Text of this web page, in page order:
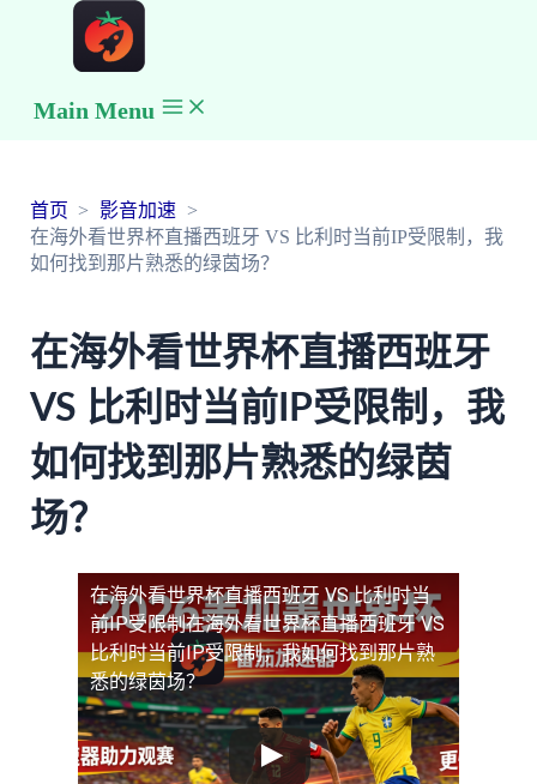
Main Menu
首页
影音加速
在海外看世界杯直播西班牙 VS 比利时当前IP受限制，我
如何找到那片熟悉的绿茵场？
在海外看世界杯直播西班牙
VS 比利时当前IP受限制，我
如何找到那片熟悉的绿茵
场？
在海外看世界杯直播西班牙 VS 比利时当
前IP受限制在海外看世界杯直播西班牙 VS
比利时当前IP受限制，我如何找到那片熟
悉的绿茵场？